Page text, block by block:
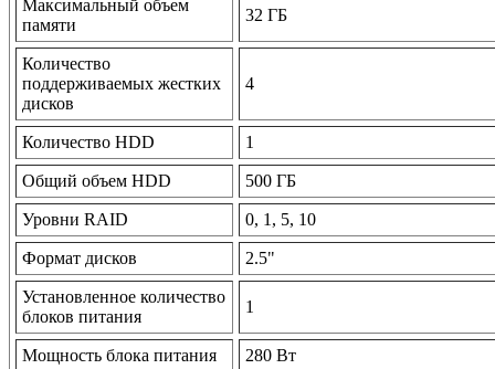
Максимальный объем
памяти
32 ГБ
Количество
поддерживаемых жестких
дисков
4
Количество HDD 1
Общий объем HDD 500 ГБ
Уровни RAID 0, 1, 5, 10
Формат дисков 2.5"
Установленное количество
блоков питания
1
Мощность блока питания 280 Вт